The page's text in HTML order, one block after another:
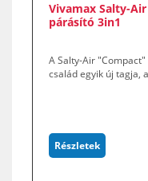
Vivamax Salty-
párásító 3in1
A Salty-Air
család egyik új tagja,
Részletek